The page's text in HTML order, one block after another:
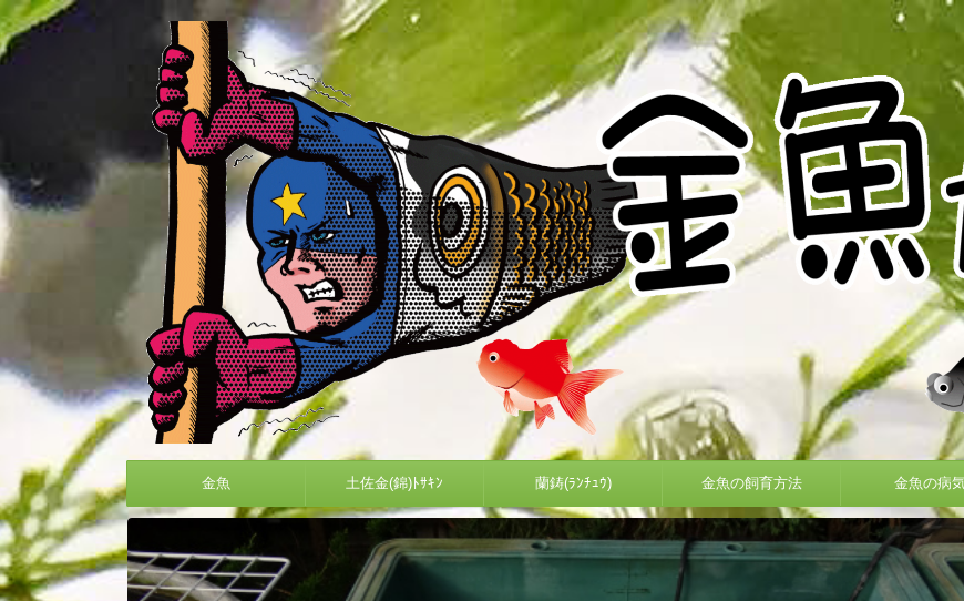
金魚 土佐金(錦)ﾄｻｷﾝ 蘭鋳(ﾗﾝﾁｭｳ) 金魚の飼育方法 金魚の病